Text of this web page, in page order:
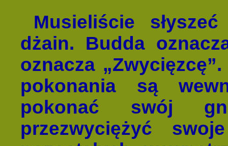
Musieliście
dżain. Budda
oznacza
pokonania są
pokonać swój
przezwyciężyć